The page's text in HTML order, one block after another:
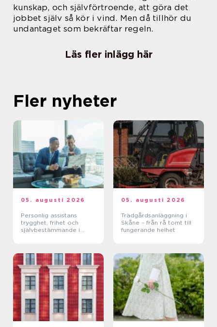
kunskap, och självförtroende, att göra det
jobbet själv så kör i vind. Men då tillhör du
undantaget som bekräftar regeln.
Läs fler inlägg här
Fler nyheter
05. augusti 2026
Personlig assistans
trygghet, frihet och
självbestämmande i
05. augusti 2026
Trädgårdsanläggning i
Skåne – från rå tomt till
fungerande helhet